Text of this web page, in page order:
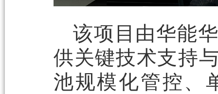
该项目由华能
供关键技术支持
池规模化管控、